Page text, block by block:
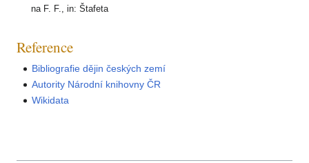
na F. F., in: Štafeta
Reference
Bibliografie dějin českých zemí
Autority Národní knihovny ČR
Wikidata